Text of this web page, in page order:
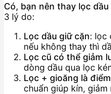
Có, bạn nên thay lọc
3 lý do:
Lọc dầu giữ cặn: lọc
nếu không thay thì
Lọc cũ có thể giảm
dòng dầu qua lọc
Lọc + gioăng là
chuẩn giúp kín,